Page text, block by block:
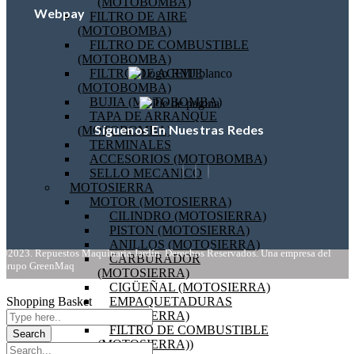
FILTRO DE AIRE
(MOTOBOMBA)
FILTRO DE COMBUSTIBLE
(MOTOBOMBA)
FILTRO DE ACEITE
(MOTOBOMBA)
BUJIA (MOTOBOMBA)
TAPA DE ARRANQUE
(MOTOBOMBA)
TERMINALES
ACCESORIOS (MOTOBOMBA)
SELLO MECANICO
MOTOSIERRA
MOTOR (MOTOSIERRA)
CILINDRO (MOTOSIERRA)
PISTON (MOTOSIERRA)
ANILLOS (MOTOSIERRA)
CARBURADOR
(MOTOSIERRA)
CIGÜEÑAL (MOTOSIERRA)
EMPAQUETADURAS
(MOTOSIERRA)
FILTRO DE COMBUSTIBLE
(MOTOSIERRA))
Webpay
Síguenos En Nuestras Redes
©2023. Repuestos Maquinaria Jardín. Derechos Reservados. Una empresa del
Grupo GreenMaq
Shopping Basket